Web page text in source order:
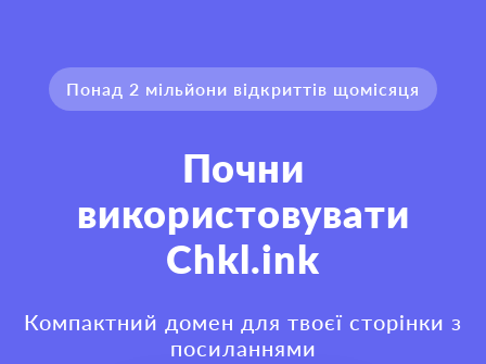
Понад 2 мільйони відкриттів щомісяця
Почни
використовувати
Chkl.ink
Компактний домен для твоєї сторінки з
посиланнями